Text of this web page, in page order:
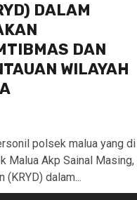
DALAM
DAN
WILAYAH
polsek malua yang di
Malua Akp Sainal Masing,
dalam...